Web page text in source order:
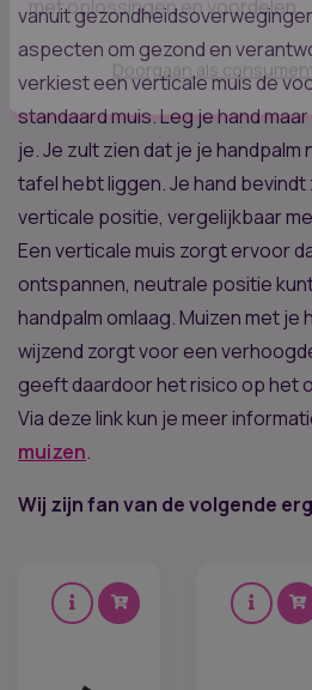
vanuit
aspecten om gezond en
verkiest een verticale muis de
standaard muis. Leg je hand
je. Je zult zien dat je je handpalm
tafel hebt liggen. Je hand bevindt
verticale positie, vergelijkbaar
Een verticale muis zorgt ervoor
ontspannen, neutrale positie
handpalm omlaag. Muizen met je
wijzend zorgt voor een
geeft daardoor het risico op het
Via deze link kun je meer
muizen.
Wij zijn fan van de volgende
Voor zakelijke klanten hebben
met oplossingen en voordelen.
Doorgaan als